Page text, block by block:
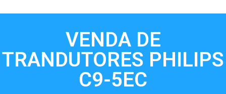
VENDA DE
TRANDUTORES PHILIPS
C9-5EC